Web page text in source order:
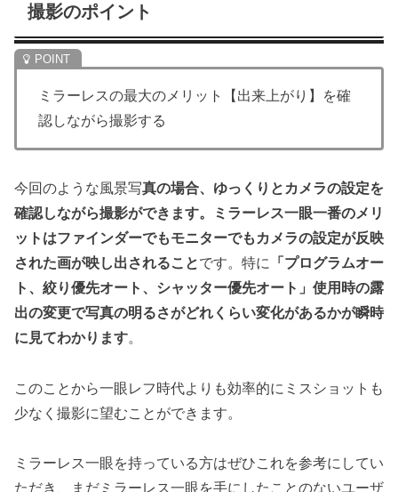
撮影のポイント
ミラーレスの最大のメリット【出来上がり】を確
認しながら撮影する
今回のような風景写真の場合、ゆっくりとカメラの設定を
確認しながら撮影ができます。ミラーレス一眼一番のメリ
ットはファインダーでもモニターでもカメラの設定が反映
された画が映し出されることです。特に
「プログラムオー
ト、絞り優先オート、シャッター優先オート」使用時の露
出の変更で写真の明るさがどれくらい変化があるかが瞬時
に見てわかります。
このことから一眼レフ時代よりも効率的にミスショットも
少なく撮影に望むことができます。
ミラーレス一眼を持っている方はぜひこれを参考にしてい
ただき、まだミラーレス一眼を手にしたことのないユーザ